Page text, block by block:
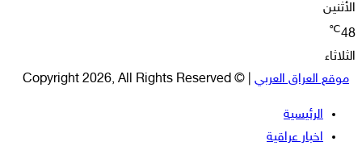
الأثنين
48
℃
الثلاثاء
موقع العراق العربي | © Copyright 2026, All Rights Reserved
الرئيسية
اخبار عراقية